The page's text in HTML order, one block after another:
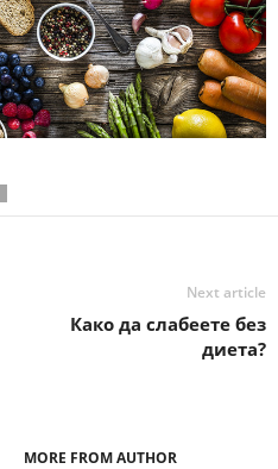
Next article
Како да слабеете без
диета?
MORE FROM AUTHOR